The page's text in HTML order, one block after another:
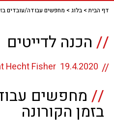
דף הבית> בלוג > מחפשים עבודה/עובדים
//
19.4.2020
Hecht Fisher
// מחפשים
בזמן הקורונה